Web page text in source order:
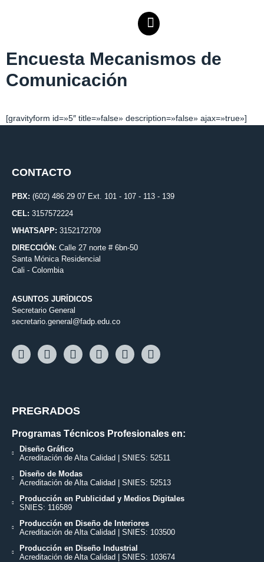
Encuesta Mecanismos de
Comunicación
[gravityform id=»5″ title=»false» description=»false» ajax=»true»]
CONTACTO
PBX: (602) 486 29 07 Ext. 101 - 107 - 113 - 139
CEL: 3157572224
WHATSAPP: 3152172709
DIRECCIÓN: Calle 27 norte # 6bn-50
Santa Mónica Residencial
Cali - Colombia
ASUNTOS JURÍDICOS
Secretario General
secretario.general@fadp.edu.co
PREGRADOS
Programas Técnicos Profesionales en:
Diseño Gráfico
Acreditación de Alta Calidad | SNIES: 52511
Diseño de Modas
Acreditación de Alta Calidad | SNIES: 52513
Producción en Publicidad y Medios Digitales
SNIES: 116589
Producción en Diseño de Interiores
Acreditación de Alta Calidad | SNIES: 103500
Producción en Diseño Industrial
Acreditación de Alta Calidad | SNIES: 103674